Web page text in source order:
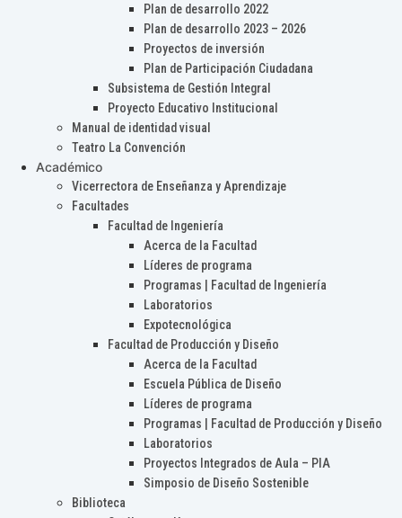
Plan de desarrollo 2022
Plan de desarrollo 2023 – 2026
Proyectos de inversión
Plan de Participación Ciudadana
Subsistema de Gestión Integral
Proyecto Educativo Institucional
Manual de identidad visual
Teatro La Convención
Académico
Vicerrectora de Enseñanza y Aprendizaje
Facultades
Facultad de Ingeniería
Acerca de la Facultad
Líderes de programa
Programas | Facultad de Ingeniería
Laboratorios
Expotecnológica
Facultad de Producción y Diseño
Acerca de la Facultad
Escuela Pública de Diseño
Líderes de programa
Programas | Facultad de Producción y Diseño
Laboratorios
Proyectos Integrados de Aula – PIA
Simposio de Diseño Sostenible
Biblioteca